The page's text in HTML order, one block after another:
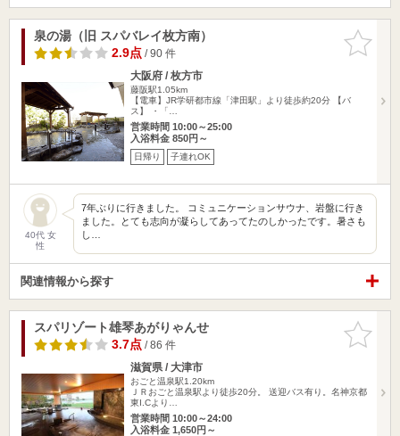
お気に入
りに追加
泉の湯（旧 スパバレイ枚方南）
2.9点/ 90 件
大阪府 / 枚方市
藤阪駅1.05km
【電車】JR学研都市線「津田駅」より徒歩約20分 【バ
ス】 ・「…
営業時間 10:00～25:00
入浴料金 850円～
日帰り 子連れOK
40代 女
性
7年ぶりに行きました。 コミュニケーションサウナ、岩盤に行き
ました。とても志向が凝らしてあってたのしかったです。暑さも
し…
関連情報から探す
お気に入
りに追加
スパリゾート雄琴あがりゃんせ
3.7点/ 86 件
滋賀県 / 大津市
おごと温泉駅1.20km
ＪＲおごと温泉駅より徒歩20分。 送迎バス有り。名神京都
東I.Cより…
営業時間 10:00～24:00
入浴料金 1,650円～